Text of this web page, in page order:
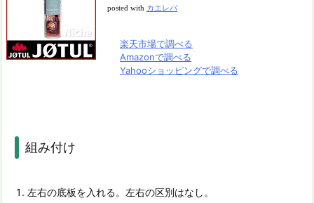
posted with カエレバ
楽天市場で調べる
Amazonで調べる
Yahooショッピングで調べる
組み付け
左右の底板を入れる。左右の区別はなし。